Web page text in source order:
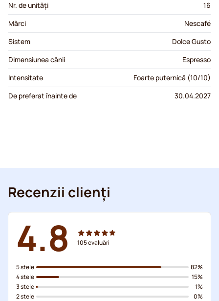
Nr. de unități
16
Mărci
Nescafé
Sistem
Dolce Gusto
Dimensiunea cănii
Espresso
Intensitate
Foarte puternică (10/10)
De preferat înainte de
30.04.2027
Recenzii clienți
4.8 105evaluări
5 stele
4 stele
3 stele
2 stele
82%
15%
1%
0%